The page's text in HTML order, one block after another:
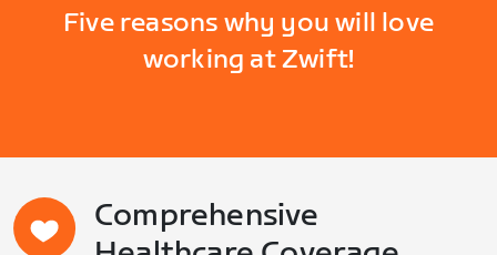
Five reasons why you will love
working at Zwift!
Comprehensive